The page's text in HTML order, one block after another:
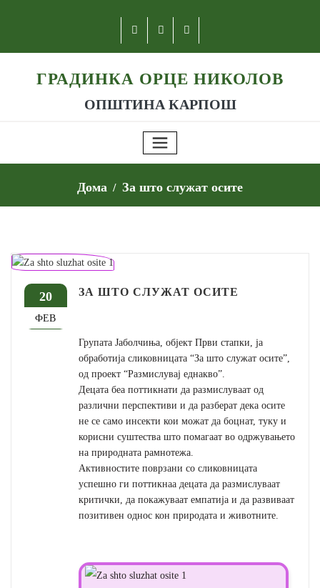
ГРАДИНКА ОРЦЕ НИКОЛОВ
ОПШТИНА КАРПОШ
Дома За што служат осите
20
ФЕВ
ЗА ШТО СЛУЖАТ ОСИТЕ
Групата Јаболчиња, објект Први стапки, ја
обработија сликовницата “За што служат осите”,
од проект “Размислувај еднакво”.
Децата беа поттикнати да размислуваат од
различни перспективи и да разберат дека осите
не се само инсекти кои можат да боцнат, туку и
корисни суштества што помагаат во одржувањето
на природната рамнотежа.
Активностите поврзани со сликовницата
успешно ги поттикнаа децата да размислуваат
критички, да покажуваат емпатија и да развиваат
позитивен однос кон природата и животните.